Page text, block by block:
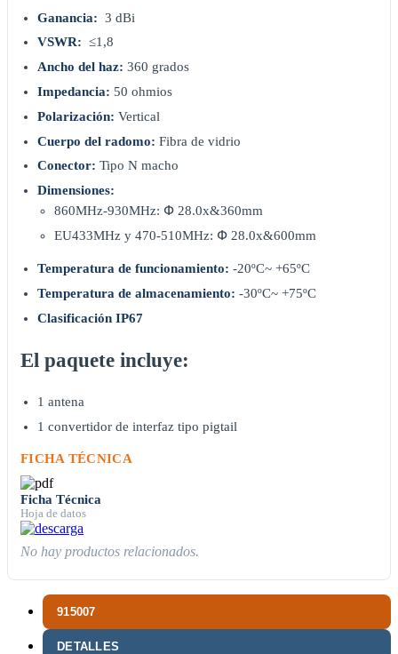
915007
DETALLES
Ganancia: 3 dBi
VSWR: ≤1,8
Ancho del haz: 360 grados
Impedancia: 50 ohmios
Polarización: Vertical
Cuerpo del radomo: Fibra de vidrio
Conector: Tipo N macho
Dimensiones:
860MHz-930MHz: Փ 28.0x&360mm
EU433MHz y 470-510MHz: Փ 28.0x&600mm
Temperatura de funcionamiento: -20ºC~ +65ºC
Temperatura de almacenamiento: -30ºC~ +75ºC
Clasificación IP67
El paquete incluye:
1 antena
1 convertidor de interfaz tipo pigtail
FICHA TÉCNICA
Ficha Técnica
Hoja de datos
No hay productos relacionados.